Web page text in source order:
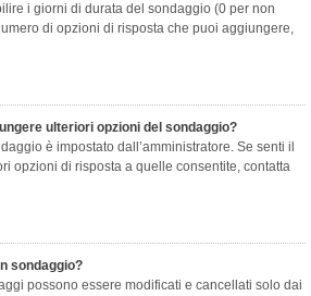
i giorni di durata del sondaggio (0 per non
di opzioni di risposta che puoi aggiungere,
ulteriori opzioni del sondaggio?
è impostato dall’amministratore. Se senti il
opzioni di risposta a quelle consentite, contatta
sondaggio?
possono essere modificati e cancellati solo dai